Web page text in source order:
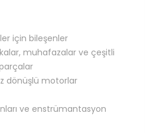
için bileşenler
muhafazalar ve çeşitli
dönüşlü motorlar
ve enstrümantasyon